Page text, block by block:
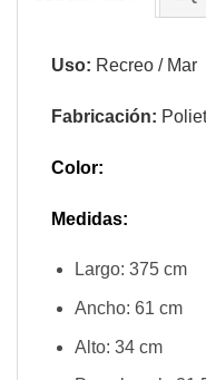
Uso: Recreo / Mar
Fabricación:
Color:
Medidas:
Largo: 375 cm
Ancho: 61 cm
Alto: 34 cm